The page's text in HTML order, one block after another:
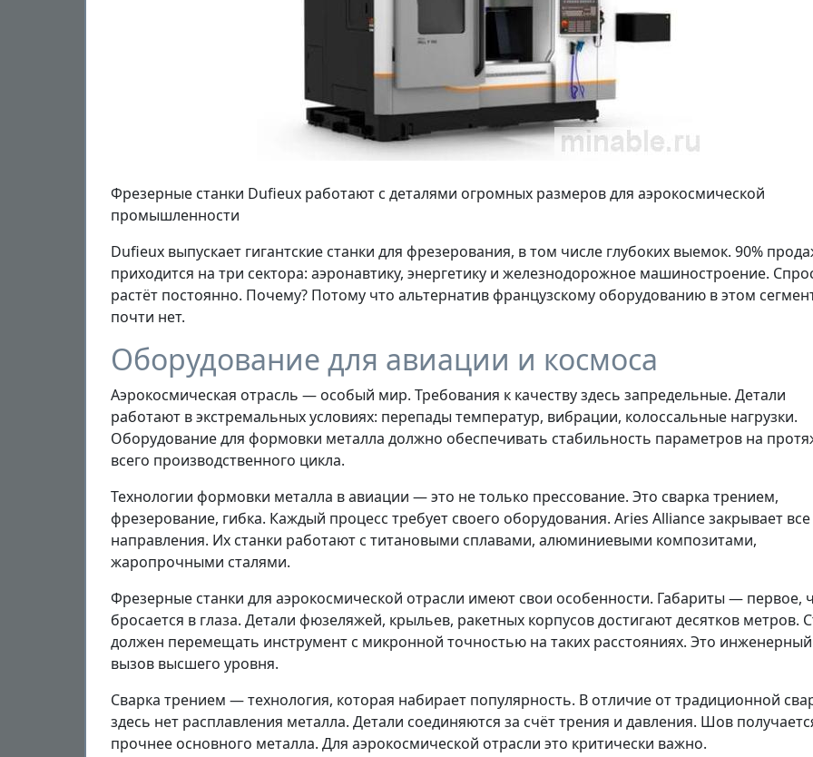
Фрезерные станки Dufieux работают с деталями огромных размеров для аэрокосмической
промышленности
Dufieux выпускает гигантские станки для фрезерования, в том числе глубоких выемок. 90%
приходится на три сектора: аэронавтику, энергетику и железнодорожное машиностроение.
растёт постоянно. Почему? Потому что альтернатив французскому оборудованию в этом
почти нет.
Оборудование для авиации и космоса
Аэрокосмическая отрасль — особый мир. Требования к качеству здесь запредельные. Детали
работают в экстремальных условиях: перепады температур, вибрации, колоссальные нагрузки.
Оборудование для формовки металла должно обеспечивать стабильность параметров на
всего производственного цикла.
Технологии формовки металла в авиации — это не только прессование. Это сварка трением,
фрезерование, гибка. Каждый процесс требует своего оборудования. Aries Alliance закрывает все
направления. Их станки работают с титановыми сплавами, алюминиевыми композитами,
жаропрочными сталями.
Фрезерные станки для аэрокосмической отрасли имеют свои особенности. Габариты — первое,
бросается в глаза. Детали фюзеляжей, крыльев, ракетных корпусов достигают десятков метров.
должен перемещать инструмент с микронной точностью на таких расстояниях. Это инженерный
вызов высшего уровня.
Сварка трением — технология, которая набирает популярность. В отличие от традиционной
здесь нет расплавления металла. Детали соединяются за счёт трения и давления. Шов
прочнее основного металла. Для аэрокосмической отрасли это критически важно.